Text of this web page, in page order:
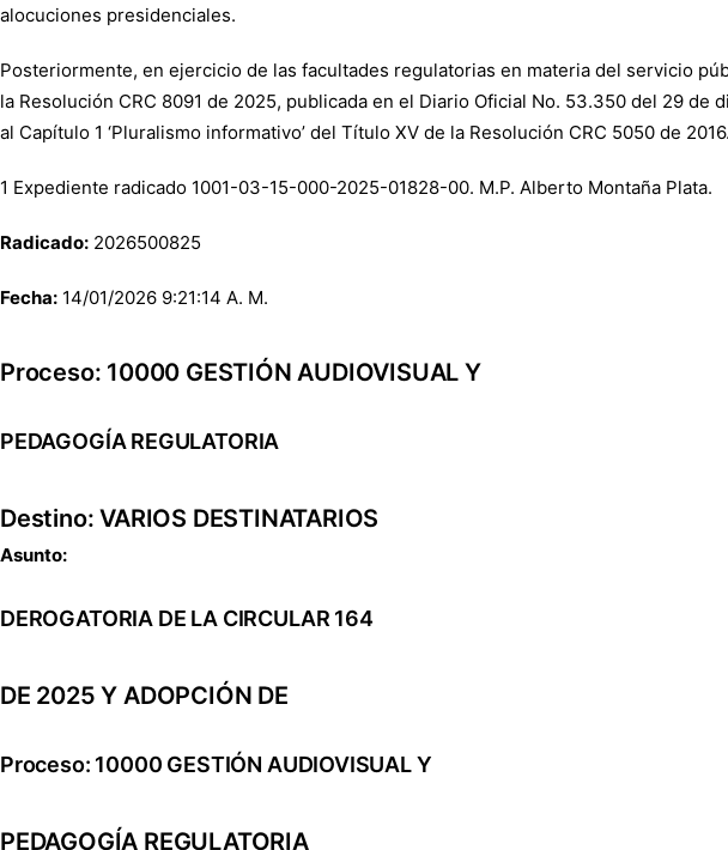
alocuciones presidenciales.
Posteriormente, en ejercicio de las facultades regulatorias en materia del servicio
la Resolución CRC 8091 de 2025, publicada en el Diario Oficial No. 53.350 del 29
al Capítulo 1 ‘Pluralismo informativo’ del Título XV de la Resolución CRC 5050 de 2016.
1 Expediente radicado 1001-03-15-000-2025-01828-00. M.P. Alberto Montaña Plata.
Radicado: 2026500825
Fecha: 14/01/2026 9:21:14 A. M.
Proceso: 10000 GESTIÓN AUDIOVISUAL Y
PEDAGOGÍA REGULATORIA
Destino: VARIOS DESTINATARIOS
Asunto:
DEROGATORIA DE LA CIRCULAR 164
DE 2025 Y ADOPCIÓN DE
Proceso: 10000 GESTIÓN AUDIOVISUAL Y
PEDAGOGÍA REGULATORIA